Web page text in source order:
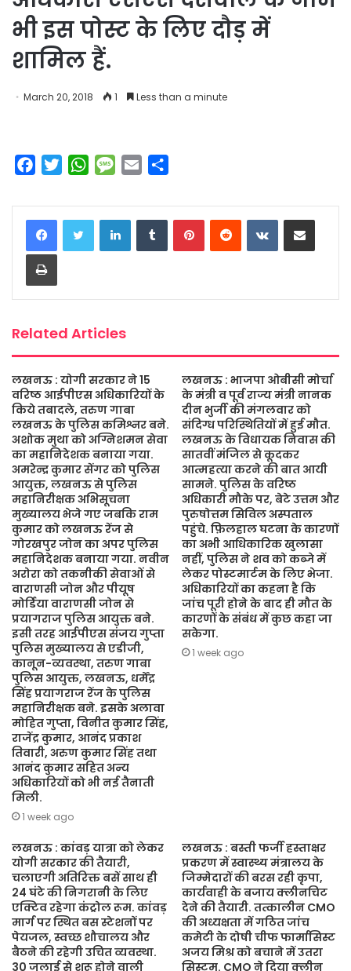
भी इस पोस्ट के लिए दौड़ में
शामिल हैं.
March 20, 2018 1 Less than a minute
c
e
b
o
o
i
t
t
W
a
t
s
M
s
s
a
a
i
a
r
e
LinkedInTumblrPinterestReddit VKontakteShare via Email
Print
Related Articles
लखनऊ : योगी सरकार ने 15
वरिष्ठ आईपीएस अधिकारियों के
किये तबादले, तरुण गाबा
लखनऊ के पुलिस कमिश्नर बने.
अशोक मुथा को अग्निशमन सेवा
का महानिदेशक बनाया गया.
अमरेन्द्र कुमार सेंगर को पुलिस
आयुक्त, लखनऊ से पुलिस
महानिरीक्षक अभिसूचना
मुख्यालय भेजे गए जबकि राम
कुमार को लखनऊ रेंज से
गोरखपुर जोन का अपर पुलिस
महानिदेशक बनाया गया. नवीन
अरोरा को तकनीकी सेवाओं से
वाराणसी जोन और पीयूष
मोर्डिया वाराणसी जोन से
प्रयागराज पुलिस आयुक्त बने.
इसी तरह आईपीएस संजय गुप्ता
पुलिस मुख्यालय से एडीजी,
कानून-व्यवस्था, तरुण गाबा
पुलिस आयुक्त, लखनऊ, धर्मेंद्र
सिंह प्रयागराज रेंज के पुलिस
महानिरीक्षक बने. इसके अलावा
मोहित गुप्ता, विनीत कुमार सिंह,
राजेंद्र कुमार, आनंद प्रकाश
तिवारी, अरुण कुमार सिंह तथा
आनंद कुमार सहित अन्य
अधिकारियों को भी नई तैनाती
मिली.
1 week ago
लखनऊ : भाजपा ओबीसी मोर्चा
के मंत्री व पूर्व राज्य मंत्री नानक
दीन भुर्जी की मंगलवार को
संदिग्ध परिस्थितियों में हुई मौत.
लखनऊ के विधायक निवास की
सातवीं मंजिल से कूदकर
आत्महत्या करने की बात आयी
सामने. पुलिस के वरिष्ठ
अधिकारी मौके पर, बेटे उत्तम और
पुरुषोत्तम सिविल अस्पताल
पहुंचे. फ़िलहाल घटना के कारणों
का अभी आधिकारिक खुलासा
नहीं, पुलिस ने शव को कब्जे में
लेकर पोस्टमार्टम के लिए भेजा.
अधिकारियों का कहना है कि
जांच पूरी होने के बाद ही मौत के
कारणों के संबंध में कुछ कहा जा
सकेगा.
1 week ago
लखनऊ : कांवड़ यात्रा को लेकर
योगी सरकार की तैयारी,
चलाएगी अतिरिक्त बसें साथ ही
24 घंटे की निगरानी के लिए
एक्टिव रहेगा कंट्रोल रूम. कांवड़
मार्ग पर स्थित बस स्टेशनों पर
पेयजल, स्वच्छ शौचालय और
बैठने की रहेगी उचित व्यवस्था.
30 जुलाई से शुरू होने वाली
लखनऊ : बस्ती फर्जी हस्ताक्षर
प्रकरण में स्वास्थ्य मंत्रालय के
जिम्मेदारों की बरस रही कृपा,
कार्यवाही के बजाय क्लीनचिट
देने की तैयारी. तत्कालीन CMO
की अध्यक्षता में गठित जांच
कमेटी के दोषी चीफ फार्मासिस्ट
अजय मिश्र को बचाने में उतरा
सिस्टम. CMO ने दिया क्लीन